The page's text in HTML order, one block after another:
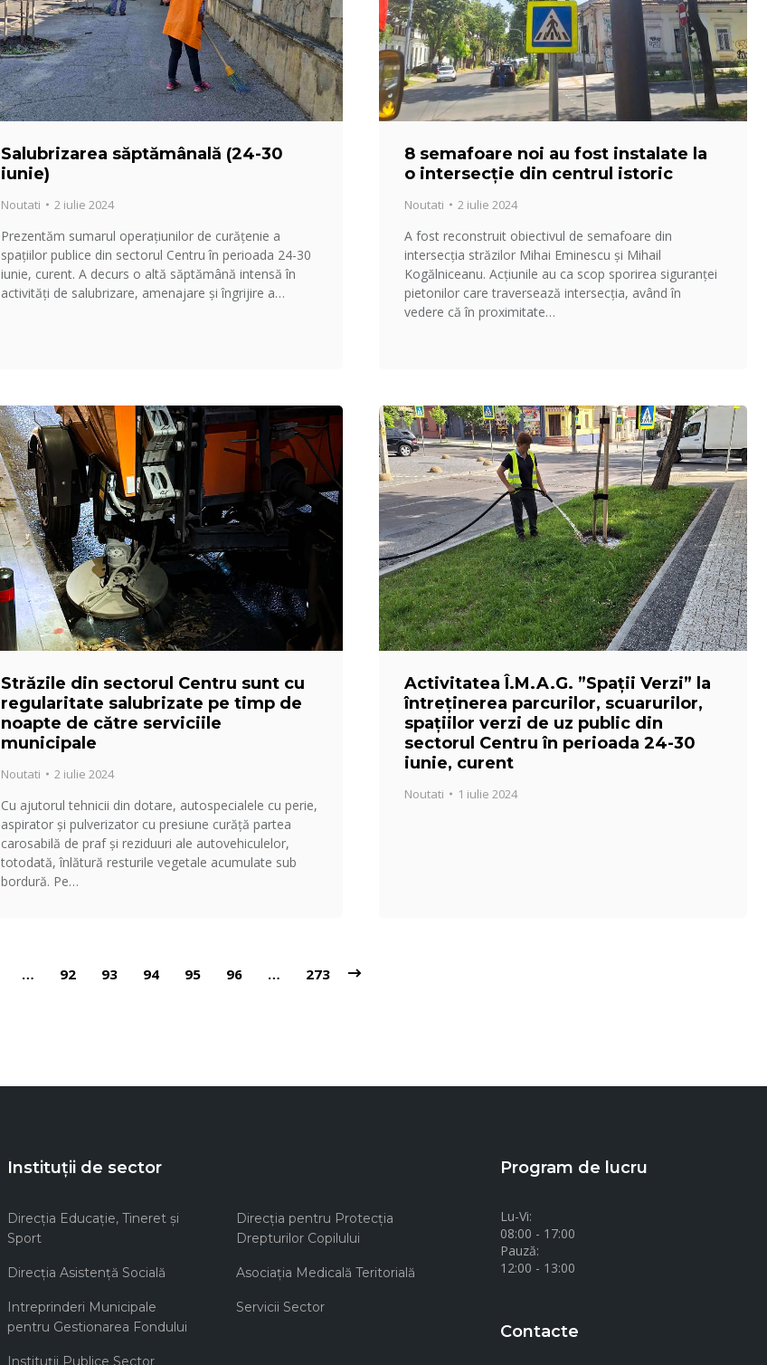
Salubrizarea săptămânală (24-30
iunie)
Noutati 2 iulie 2024
Prezentăm sumarul operațiunilor de curățenie a
spațiilor publice din sectorul Centru în perioada 24-30
iunie, curent. A decurs o altă săptămână intensă în
activități de salubrizare, amenajare și îngrijire a…
8 semafoare noi au fost instalate la
o intersecție din centrul istoric
Noutati 2 iulie 2024
A fost reconstruit obiectivul de semafoare din
intersecția străzilor Mihai Eminescu și Mihail
Kogălniceanu. Acțiunile au ca scop sporirea siguranței
pietonilor care traversează intersecția, având în
vedere că în proximitate…
Străzile din sectorul Centru sunt cu
regularitate salubrizate pe timp de
noapte de către serviciile
municipale
Noutati 2 iulie 2024
Cu ajutorul tehnicii din dotare, autospecialele cu perie,
aspirator și pulverizator cu presiune curăță partea
carosabilă de praf și reziduuri ale autovehiculelor,
totodată, înlătură resturile vegetale acumulate sub
bordură. Pe…
Activitatea Î.M.A.G. ”Spații Verzi” la
întreținerea parcurilor, scuarurilor,
spațiilor verzi de uz public din
sectorul Centru în perioada 24-30
iunie, curent
Noutati 1 iulie 2024
… 92 93 94 95 96 … 273
Instituții de sector
Direcţia Educaţie, Tineret şi
Sport
Direcţia pentru Protecţia
Drepturilor Copilului
Direcţia Asistenţă Socială Asociaţia Medicală Teritorială
Intreprinderi Municipale
pentru Gestionarea Fondului
Servicii Sector
Instituţii Publice Sector
Program de lucru
Lu-Vi:
08:00 - 17:00
Pauză:
12:00 - 13:00
Contacte